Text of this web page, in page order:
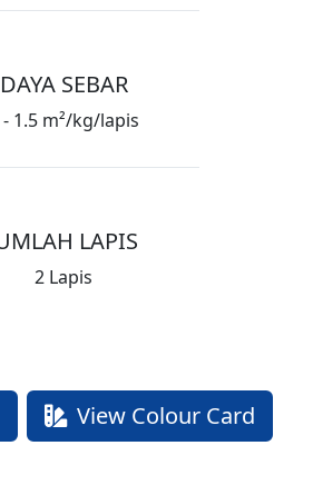
DAYA SEBAR
- 1.5 m²/kg/lapis
LAPIS
2 Lapis
View Colour Card